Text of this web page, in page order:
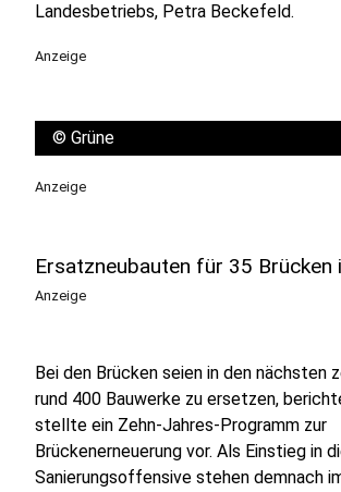
Landesbetriebs, Petra Beckefeld.
Anzeige
© Grüne
Anzeige
Ersatzneubauten für 35 Brücken
Anzeige
Bei den Brücken seien in den nächsten
rund 400 Bauwerke zu ersetzen,
stellte ein Zehn-Jahres-Programm zur
Brückenerneuerung vor. Als Einstieg in
Sanierungsoffensive stehen demnach